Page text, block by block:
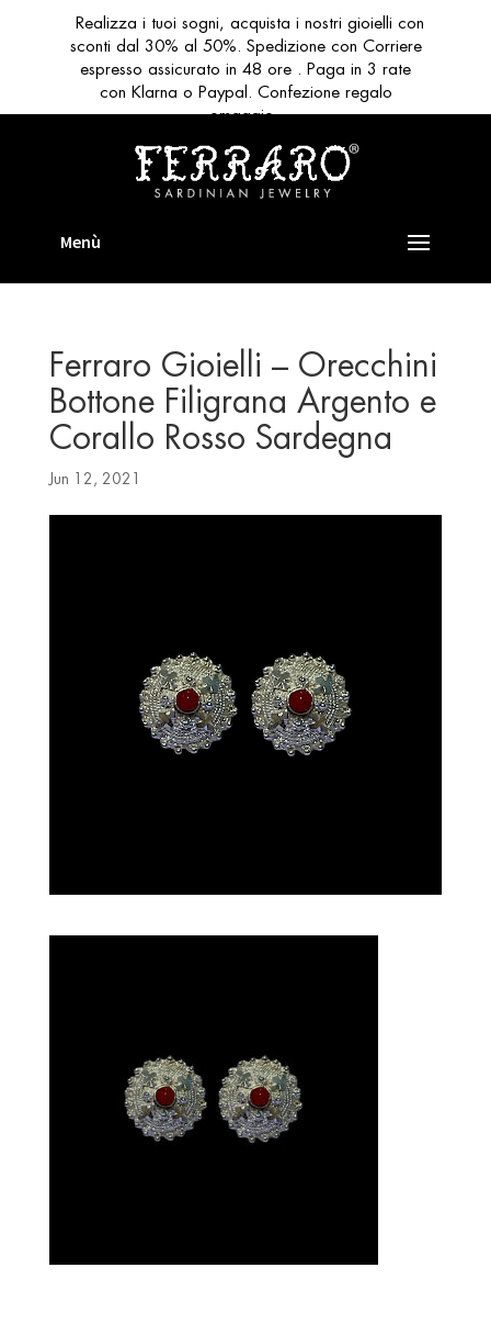
Ferraro Gioielli – Orecchini
Bottone Filigrana Argento e
Corallo Rosso Sardegna
Jun 12, 2021
Realizza i tuoi sogni, acquista i nostri gioielli con
sconti dal 30% al 50%. Spedizione con Corriere
espresso assicurato in 48 ore . Paga in 3 rate
con Klarna o Paypal. Confezione regalo
omaggio